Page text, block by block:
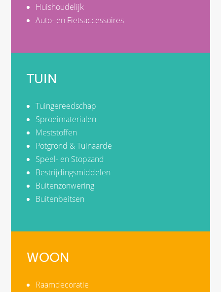
Huishoudelijk
Auto- en Fietsaccessoires
TUIN
Tuingereedschap
Sproeimaterialen
Meststoffen
Potgrond & Tuinaarde
Speel- en Stopzand
Bestrijdingsmiddelen
Buitenzonwering
Buitenbeitsen
WOON
Raamdecoratie